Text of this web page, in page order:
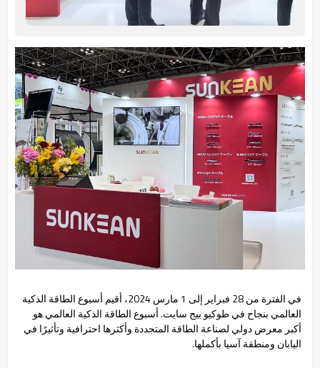
في الفترة من 28 فبراير إلى 1 مارس 2024، أقيم أسبوع الطاقة الذكية
العالمي بنجاح في طوكيو بيج سايت. أسبوع الطاقة الذكية العالمي هو
أكبر معرض دولي لصناعة الطاقة المتجددة وأكثرها احترافية وتأثيرًا في
اليابان ومنطقة آسيا بأكملها.